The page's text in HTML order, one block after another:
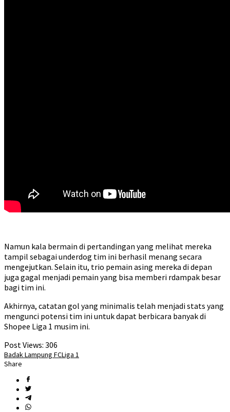
Namun kala bermain di pertandingan yang melihat mereka
tampil sebagai underdog tim ini berhasil menang secara
mengejutkan. Selain itu, trio pemain asing mereka di depan
juga gagal menjadi pemain yang bisa memberi rdampak besar
bagi tim ini.
Akhirnya, catatan gol yang minimalis telah menjadi stats yang
mengunci potensi tim ini untuk dapat berbicara banyak di
Shopee Liga 1 musim ini.
Post Views: 306
Badak Lampung FCLiga 1
Share